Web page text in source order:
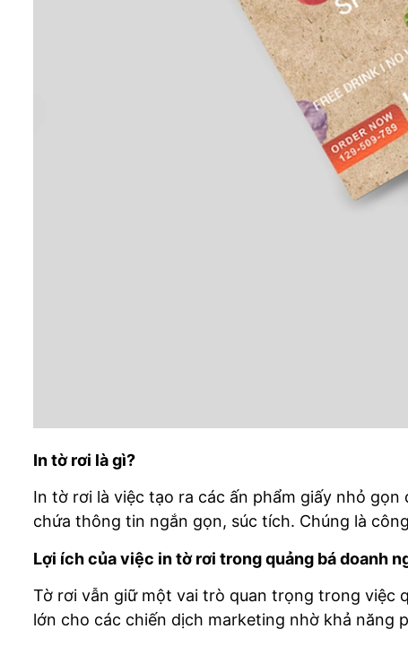
In tờ rơi là gì?
In tờ rơi là việc tạo ra các ấn phẩm giấy nhỏ
chứa thông tin ngắn gọn, súc tích. Chúng là
Lợi ích của việc in tờ rơi trong quảng bá doanh
Tờ rơi vẫn giữ một vai trò quan trọng trong việc
lớn cho các chiến dịch marketing nhờ khả năng